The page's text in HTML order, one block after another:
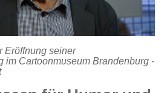
Eröffnung seiner
im Cartoonmuseum Brandenburg -